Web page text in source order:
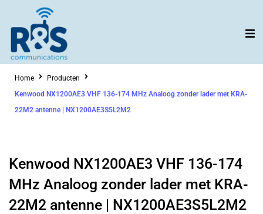
inhoud
Home
Producten
Kenwood NX1200AE3 VHF 136-174 MHz Analoog zonder lader met KRA-
22M2 antenne | NX1200AE3S5L2M2
Kenwood NX1200AE3 VHF 136-174
MHz Analoog zonder lader met KRA-
22M2 antenne | NX1200AE3S5L2M2